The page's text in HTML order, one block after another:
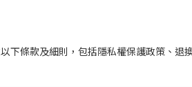
條款及細則，包括隱私權保護政策、退